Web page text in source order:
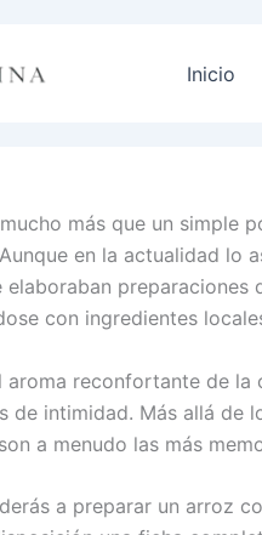
Inicio
más que un simple
en la actualidad lo
elaboraban
con ingredientes
aroma reconfortante de
de intimidad. Más allá de
a menudo las más
a preparar un arroz